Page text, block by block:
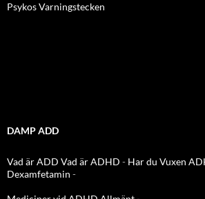
Psykos Varningstecken
DAMP ADD
Vad är ADD Vad är ADHD - Har du Vuxen
Dexamfetamin -